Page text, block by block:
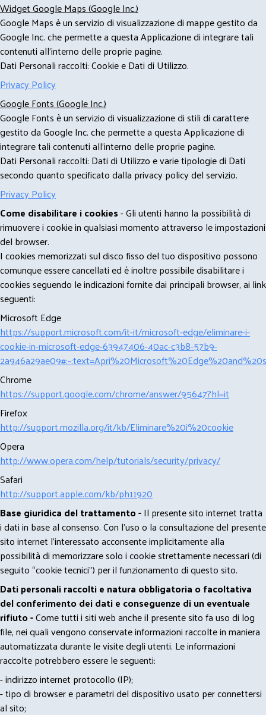
Widget Google Maps (Google Inc.)
Google Maps è un servizio di visualizzazione di mappe gestito da
Google Inc. che permette a questa Applicazione di integrare tali
contenuti all'interno delle proprie pagine.
Dati Personali raccolti: Cookie e Dati di Utilizzo.
Privacy Policy
Google Fonts (Google Inc.)
Google Fonts è un servizio di visualizzazione di stili di carattere
gestito da Google Inc. che permette a questa Applicazione di
integrare tali contenuti all'interno delle proprie pagine.
Dati Personali raccolti: Dati di Utilizzo e varie tipologie di Dati
secondo quanto specificato dalla privacy policy del servizio.
Privacy Policy
Come disabilitare i cookies- Gli utenti hanno la possibilità di
rimuovere i cookie in qualsiasi momento attraverso le impostazioni
del browser.
I cookies memorizzati sul disco fisso del tuo dispositivo possono
comunque essere cancellati ed è inoltre possibile disabilitare i
cookies seguendo le indicazioni fornite dai principali browser, ai link
seguenti:
Microsoft Edge
https://support.microsoft.com/it-it/microsoft-edge/eliminare-i-
cookie-in-microsoft-edge-63947406-40ac-c3b8-57b9-
Chrome
https://support.google.com/chrome/answer/95647?hl=it
Firefox
http://support.mozilla.org/it/kb/Eliminare%20i%20cookie
Opera
http://www.opera.com/help/tutorials/security/privacy/
Safari
http://support.apple.com/kb/ph11920
Base giuridica del trattamento -Il presente sito internet tratta
i dati in base al consenso. Con l'uso o la consultazione del presente
sito internet l’interessato acconsente implicitamente alla
possibilità di memorizzare solo i cookie strettamente necessari (di
seguito “cookie tecnici”) per il funzionamento di questo sito.
Dati personali raccolti e natura obbligatoria o facoltativa
del conferimento dei dati e conseguenze di un eventuale
rifiuto -Come tutti i siti web anche il presente sito fa uso di log
file, nei quali vengono conservate informazioni raccolte in maniera
automatizzata durante le visite degli utenti. Le informazioni
raccolte potrebbero essere le seguenti:
- indirizzo internet protocollo (IP);
- tipo di browser e parametri del dispositivo usato per connettersi
al sito;